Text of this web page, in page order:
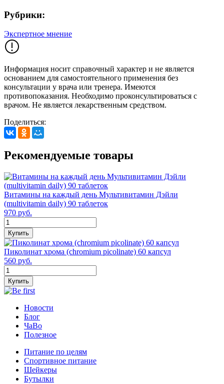
Рубрики:
Экспертное мнение
Информация носит справочный характер и не является
основанием для самостоятельного применения без
консультации у врача или тренера. Имеются
противопоказания. Необходимо проконсультироваться с
врачом. Не является лекарственным средством.
Поделиться:
Рекомендуемые товары
Витамины на каждый день Мультивитамин Дэйли
(multivitamin daily) 90 таблеток
970 руб.
Купить
Пиколинат хрома (chromium picolinate) 60 капсул
560 руб.
Купить
Новости
Блог
ЧаВо
Полезное
Питание по целям
Спортивное питание
Шейкеры
Бутылки